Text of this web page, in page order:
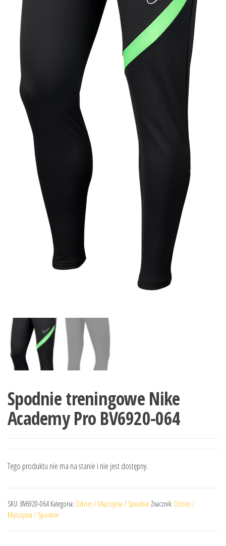
Spodnie treningowe Nike
Academy Pro BV6920-064
Tego produktu nie ma na stanie i nie jest dostępny.
SKU: BV6920-064 Kategoria: Odzież / Mężczyzna / Spodnie Znacznik: Odzież /
Mężczyzna / Spodnie